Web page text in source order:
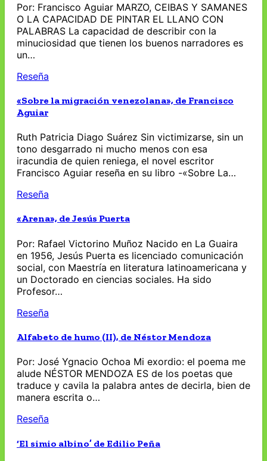
Por: Francisco Aguiar MARZO, CEIBAS Y SAMANES
O LA CAPACIDAD DE PINTAR EL LLANO CON
PALABRAS La capacidad de describir con la
minuciosidad que tienen los buenos narradores es
un…
Reseña
«Sobre la migración venezolana», de Francisco
Aguiar
Ruth Patricia Diago Suárez Sin victimizarse, sin un
tono desgarrado ni mucho menos con esa
iracundia de quien reniega, el novel escritor
Francisco Aguiar reseña en su libro -«Sobre La…
Reseña
«Arena», de Jesús Puerta
Por: Rafael Victorino Muñoz Nacido en La Guaira
en 1956, Jesús Puerta es licenciado comunicación
social, con Maestría en literatura latinoamericana y
un Doctorado en ciencias sociales. Ha sido
Profesor…
Reseña
Alfabeto de humo (II), de Néstor Mendoza
Por: José Ygnacio Ochoa Mi exordio: el poema me
alude NÉSTOR MENDOZA ES de los poetas que
traduce y cavila la palabra antes de decirla, bien de
manera escrita o…
Reseña
‘El simio albino’ de Edilio Peña